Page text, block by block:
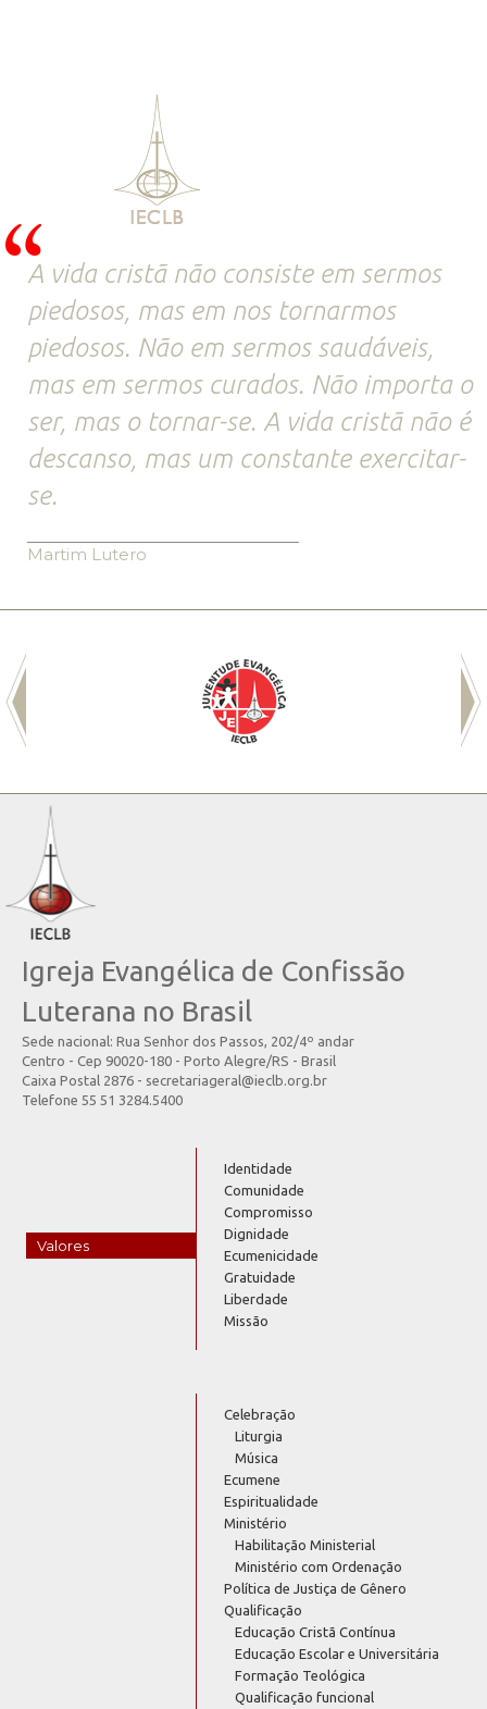
A vida cristã não consiste em sermos
piedosos, mas em nos tornarmos
piedosos. Não em sermos saudáveis,
mas em sermos curados. Não importa o
ser, mas o tornar-se. A vida cristã não é
descanso, mas um constante exercitar-
se.
Martim Lutero
Igreja Evangélica de Confissão
Luterana no Brasil
Sede nacional: Rua Senhor dos Passos, 202/4º andar
Centro - Cep 90020-180 - Porto Alegre/RS - Brasil
Caixa Postal 2876 - secretariageral@ieclb.org.br
Telefone 55 51 3284.5400
Valores
Identidade
Comunidade
Compromisso
Dignidade
Ecumenicidade
Gratuidade
Liberdade
Missão
Celebração
Liturgia
Música
Ecumene
Espiritualidade
Ministério
Habilitação Ministerial
Ministério com Ordenação
Política de Justiça de Gênero
Qualificação
Educação Cristã Contínua
Educação Escolar e Universitária
Formação Teológica
Qualificação funcional